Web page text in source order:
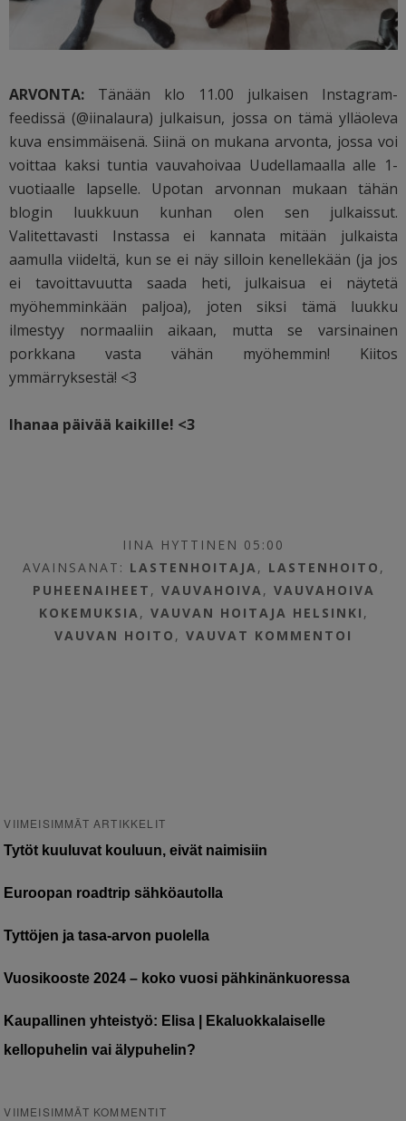
ARVONTA: Tänään klo 11.00 julkaisen Instagram-
feedissä (@iinalaura) julkaisun, jossa on tämä ylläoleva
kuva ensimmäisenä. Siinä on mukana arvonta, jossa voi
voittaa kaksi tuntia vauvahoivaa Uudellamaalla alle 1-
vuotiaalle lapselle. Upotan arvonnan mukaan tähän
blogin luukkuun kunhan olen sen julkaissut.
Valitettavasti Instassa ei kannata mitään julkaista
aamulla viideltä, kun se ei näy silloin kenellekään (ja jos
ei tavoittavuutta saada heti, julkaisua ei näytetä
myöhemminkään paljoa), joten siksi tämä luukku
ilmestyy normaaliin aikaan, mutta se varsinainen
porkkana vasta vähän myöhemmin! Kiitos
ymmärryksestä! <3
Ihanaa päivää kaikille! <3
IINA HYTTINEN 05:00
AVAINSANAT: LASTENHOITAJA, LASTENHOITO ,
PUHEENAIHEET , VAUVAHOIVA, VAUVAHOIVA
KOKEMUKSIA, VAUVAN HOITAJA HELSINKI ,
VAUVAN HOITO ,VAUVAT KOMMENTOI
VIIMEISIMMÄT ARTIKKELIT
Tytöt kuuluvat kouluun, eivät naimisiin
Euroopan roadtrip sähköautolla
Tyttöjen ja tasa-arvon puolella
Vuosikooste 2024 – koko vuosi pähkinänkuoressa
Kaupallinen yhteistyö: Elisa | Ekaluokkalaiselle
kellopuhelin vai älypuhelin?
VIIMEISIMMÄT KOMMENTIT